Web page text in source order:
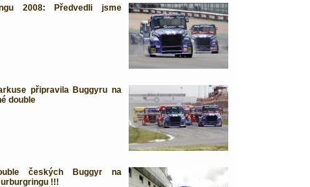
2008: Předvedli jsme
připravila Buggyru na
double
českých Buggyr na
!!!